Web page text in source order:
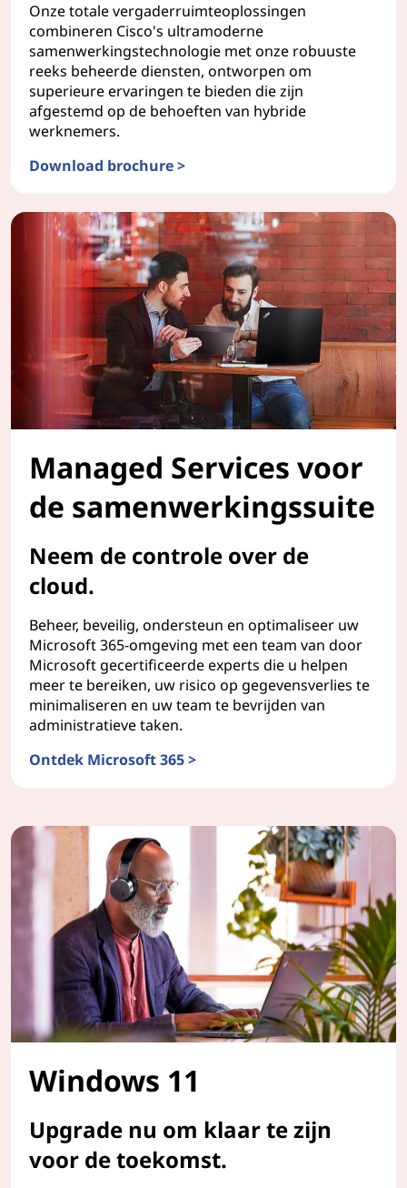
Onze totale vergaderruimteoplossingen
combineren Cisco's ultramoderne
samenwerkingstechnologie met onze robuuste
reeks beheerde diensten, ontworpen om
superieure ervaringen te bieden die zijn
afgestemd op de behoeften van hybride
werknemers.
Download brochure >
Managed Services voor
de samenwerkingssuite
Neem de controle over de
cloud.
Beheer, beveilig, ondersteun en optimaliseer uw
Microsoft 365-omgeving met een team van door
Microsoft gecertificeerde experts die u helpen
meer te bereiken, uw risico op gegevensverlies te
minimaliseren en uw team te bevrijden van
administratieve taken.
Ontdek Microsoft 365 >
Windows 11
Upgrade nu om klaar te zijn
voor de toekomst.